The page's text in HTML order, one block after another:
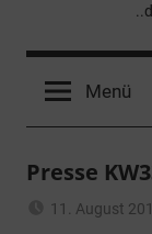
Menü
Presse
11. August